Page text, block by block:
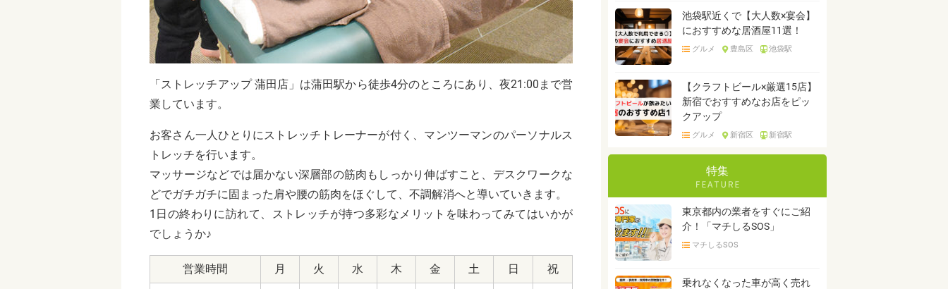
「ストレッチアップ 蒲田店」は蒲田駅から徒歩4分のところにあり、夜21:00まで営
業しています。
お客さん一人ひとりにストレッチトレーナーが付く、マンツーマンのパーソナルス
トレッチを行います。
マッサージなどでは届かない深層部の筋肉もしっかり伸ばすこと、デスクワークな
どでガチガチに固まった肩や腰の筋肉をほぐして、不調解消へと導いていきます。
1日の終わりに訪れて、ストレッチが持つ多彩なメリットを味わってみてはいかが
でしょうか♪
営業時間 月 火 水 木 金 土 日 祝
池袋駅近くで【大人数×宴会】
におすすめな居酒屋11選！
グルメ 豊島区 池袋駅
【クラフトビール×厳選15店】
新宿でおすすめなお店をピッ
クアップ
グルメ 新宿区 新宿駅
特集
東京都内の業者をすぐにご紹
介！「マチしるSOS」
マチしるSOS
乗れなくなった車が高く売れ